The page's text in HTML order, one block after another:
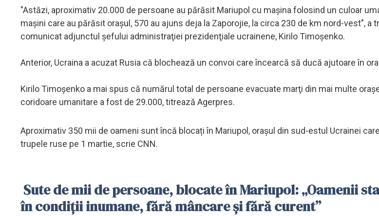
"Astăzi, aproximativ 20.000 de persoane au părăsit Mariupol cu maşina folosind un culoar
maşini care au părăsit oraşul, 570 au ajuns deja la Zaporojie, la circa 230 de km nord-vest", a
comunicat adjunctul şefului administraţiei prezidenţiale ucrainene, Kirilo Timoşenko.
Anterior, Ucraina a acuzat Rusia că blochează un convoi care încearcă să ducă ajutoare în
Kirilo Timoşenko a mai spus că numărul total de persoane evacuate marţi din mai multe
coridoare umanitare a fost de 29.000, titrează Agerpres.
Aproximativ 350 mii de oameni sunt încă blocați în Mariupol, orașul din sud-estul Ucrainei
trupele ruse pe 1 martie, scrie CNN.
Sute de mii de persoane, blocate în Mariupol: „Oamenii
în condiții inumane, fără mâncare și fără curent”